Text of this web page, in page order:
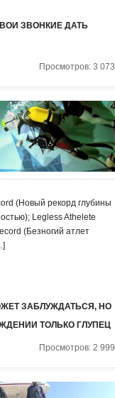
ЗВОНКИЕ ДАТЬ
Просмотров: 3 073
(Новый рекорд глубины
Legless Athelete
(Безногий атлет
ЗАБЛУЖДАТЬСЯ, НО
ТОЛЬКО ГЛУПЕЦ
Просмотров: 2 999